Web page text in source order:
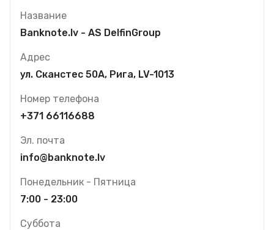
Название
Banknote.lv - AS DelfinGroup
Адрес
ул. Сканстес 50A, Рига, LV-1013
Номер телефона
+371 66116688
Эл. почта
info@banknote.lv
Понедельник - Пятница
7:00 - 23:00
Суббота